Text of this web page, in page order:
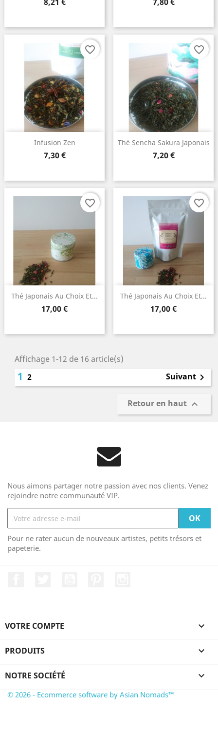
Infusion Zen
Prix
7,30 €
favorite_border
Thé Sencha Sakura Japonais
Prix
7,20 €
favorite_border
Thé Japonais Au Choix Et...
Prix
17,00 €
favorite_border
Thé Japonais Au Choix Et...
Prix
17,00 €
favorite_border
Affichage 1-12 de 16 article(s)
1 2 Suivant 
Retour en haut 
Nous aimons partager notre passion avec nos clients. Venez
rejoindre notre communauté VIP.
Pour ne rater aucun de nouveaux artistes, petits trésors et
papeterie.
VOTRE COMPTE 
PRODUITS 
NOTRE SOCIÉTÉ 
Create wishlist
Wishlist name
Cancel
© 2026 - Ecommerce software by Asian Nomads™